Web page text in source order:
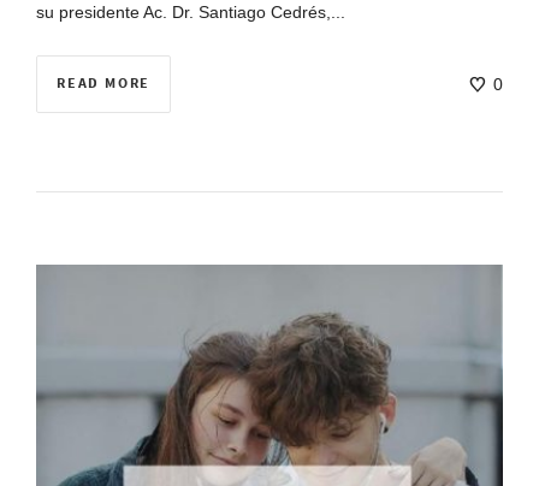
su presidente Ac. Dr. Santiago Cedrés,...
READ MORE 0